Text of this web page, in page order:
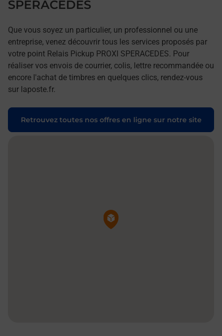
SPERACEDES
Que vous soyez un particulier, un professionnel ou une
entreprise, venez découvrir tous les services proposés par
votre point Relais Pickup PROXI SPERACEDES. Pour
réaliser vos envois de courrier, colis, lettre recommandée ou
encore l'achat de timbres en quelques clics, rendez-vous
sur laposte.fr.
Retrouvez toutes nos offres en ligne sur notre site
Pin de la carte